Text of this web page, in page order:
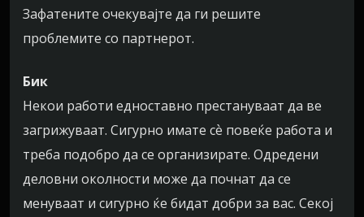
Зафатените очекувајте да ги решите
проблемите со партнерот.
Бик
Некои работи едноставно престануваат да ве
загрижуваат. Сигурно имате сѐ повеќе работа и
треба подобро да се организирате. Одредени
деловни околности може да почнат да се
менуваат и сигурно ќе бидат добри за вас. Секој